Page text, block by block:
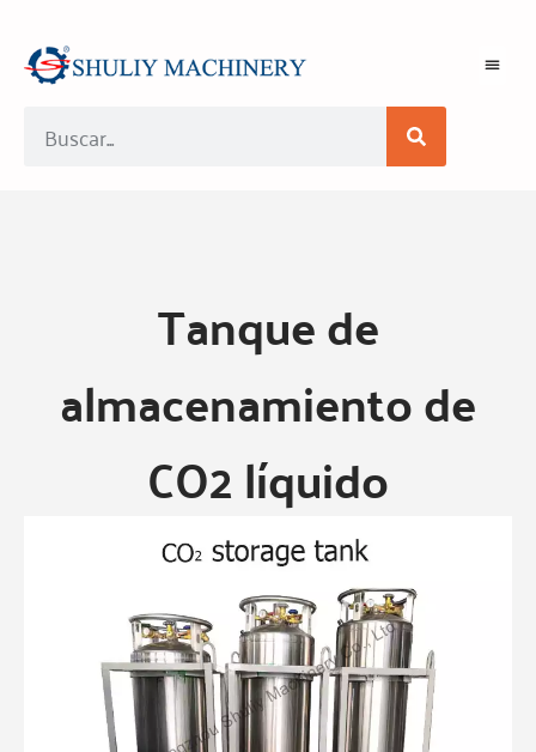
Tanque de
almacenamiento de
CO2 líquido